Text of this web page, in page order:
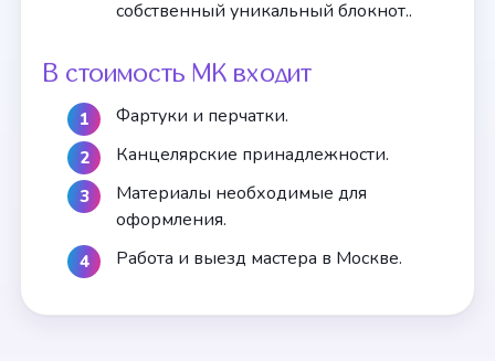
собственный уникальный блокнот..
В стоимость МК входит
Фартуки и перчатки.
Канцелярские принадлежности.
Материалы необходимые для
оформления.
Работа и выезд мастера в Москве.